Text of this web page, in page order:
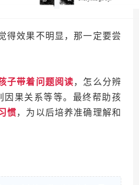
得效果不明显，那一定要尝
子带着问题阅读，怎么分辨
果关系等等。 最终帮助孩
惯，为以后培养准确理解和